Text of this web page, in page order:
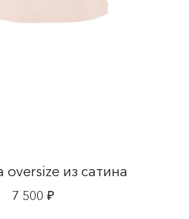
oversize из сатина
7 500 ₽